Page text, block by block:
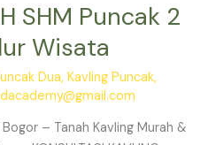
SHM Puncak 2
Wisata
Dua,Kavling Puncak,
– Tanah Kavling Murah &